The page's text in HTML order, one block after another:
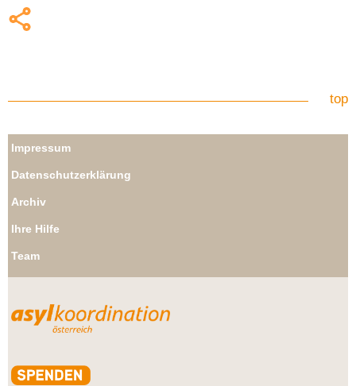
top
Impressum
Datenschutzerklärung
Archiv
Ihre Hilfe
Team